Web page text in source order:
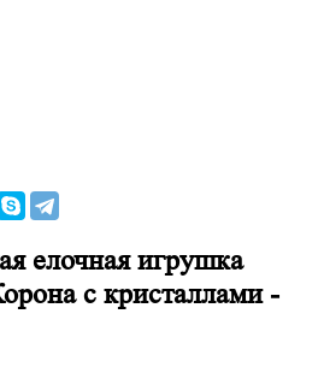
елочная игрушка
с кристаллами -